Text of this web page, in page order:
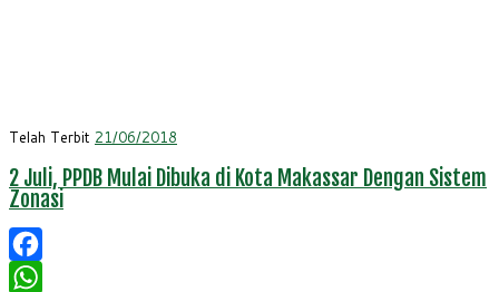
Telah Terbit 21/06/2018
2 Juli, PPDB Mulai Dibuka di Kota Makassar Dengan Sistem
Zonasi
Facebook